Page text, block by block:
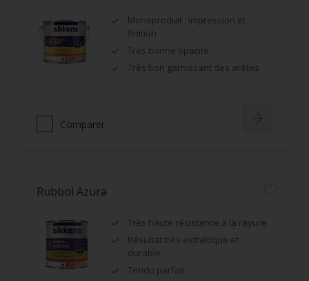
Monoproduit : impression et
finition
Très bonne opacité
Très bon garnissant des arêtes
Comparer
Rubbol Azura
Très haute résistance à la rayure
Résultat très esthétique et
durable
Tendu parfait